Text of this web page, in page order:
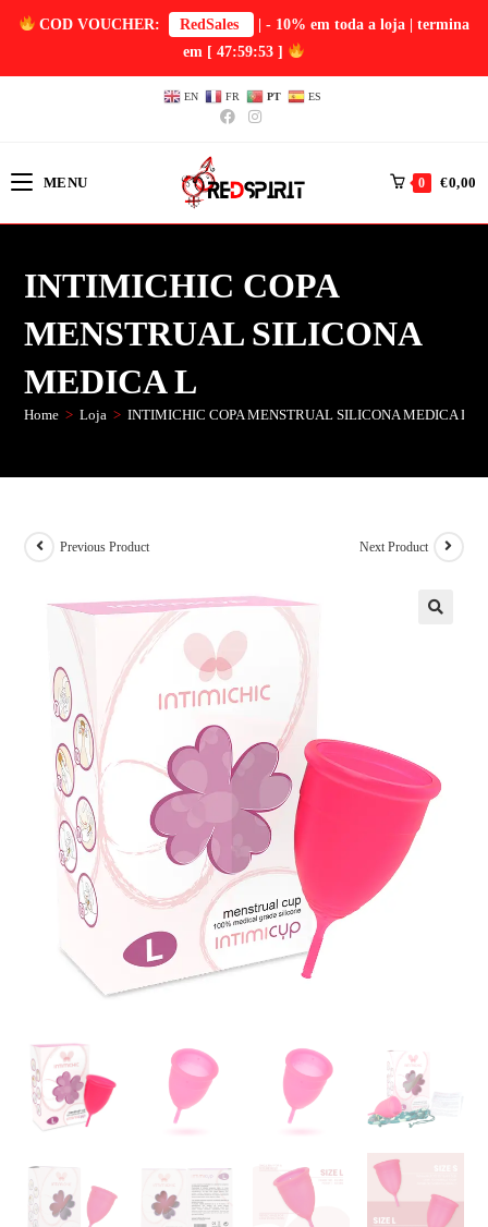
COD VOUCHER: RedSales
| - 10% em toda a loja | termina
em [ 47:59:52 ]
EN FR PT ES
MENU 0 €0,00
INTIMICHIC COPA
MENSTRUAL SILICONA
MEDICA L
Home > Loja > INTIMICHIC COPA MENSTRUAL SILICONA MEDICA L
Previous Product Next Product